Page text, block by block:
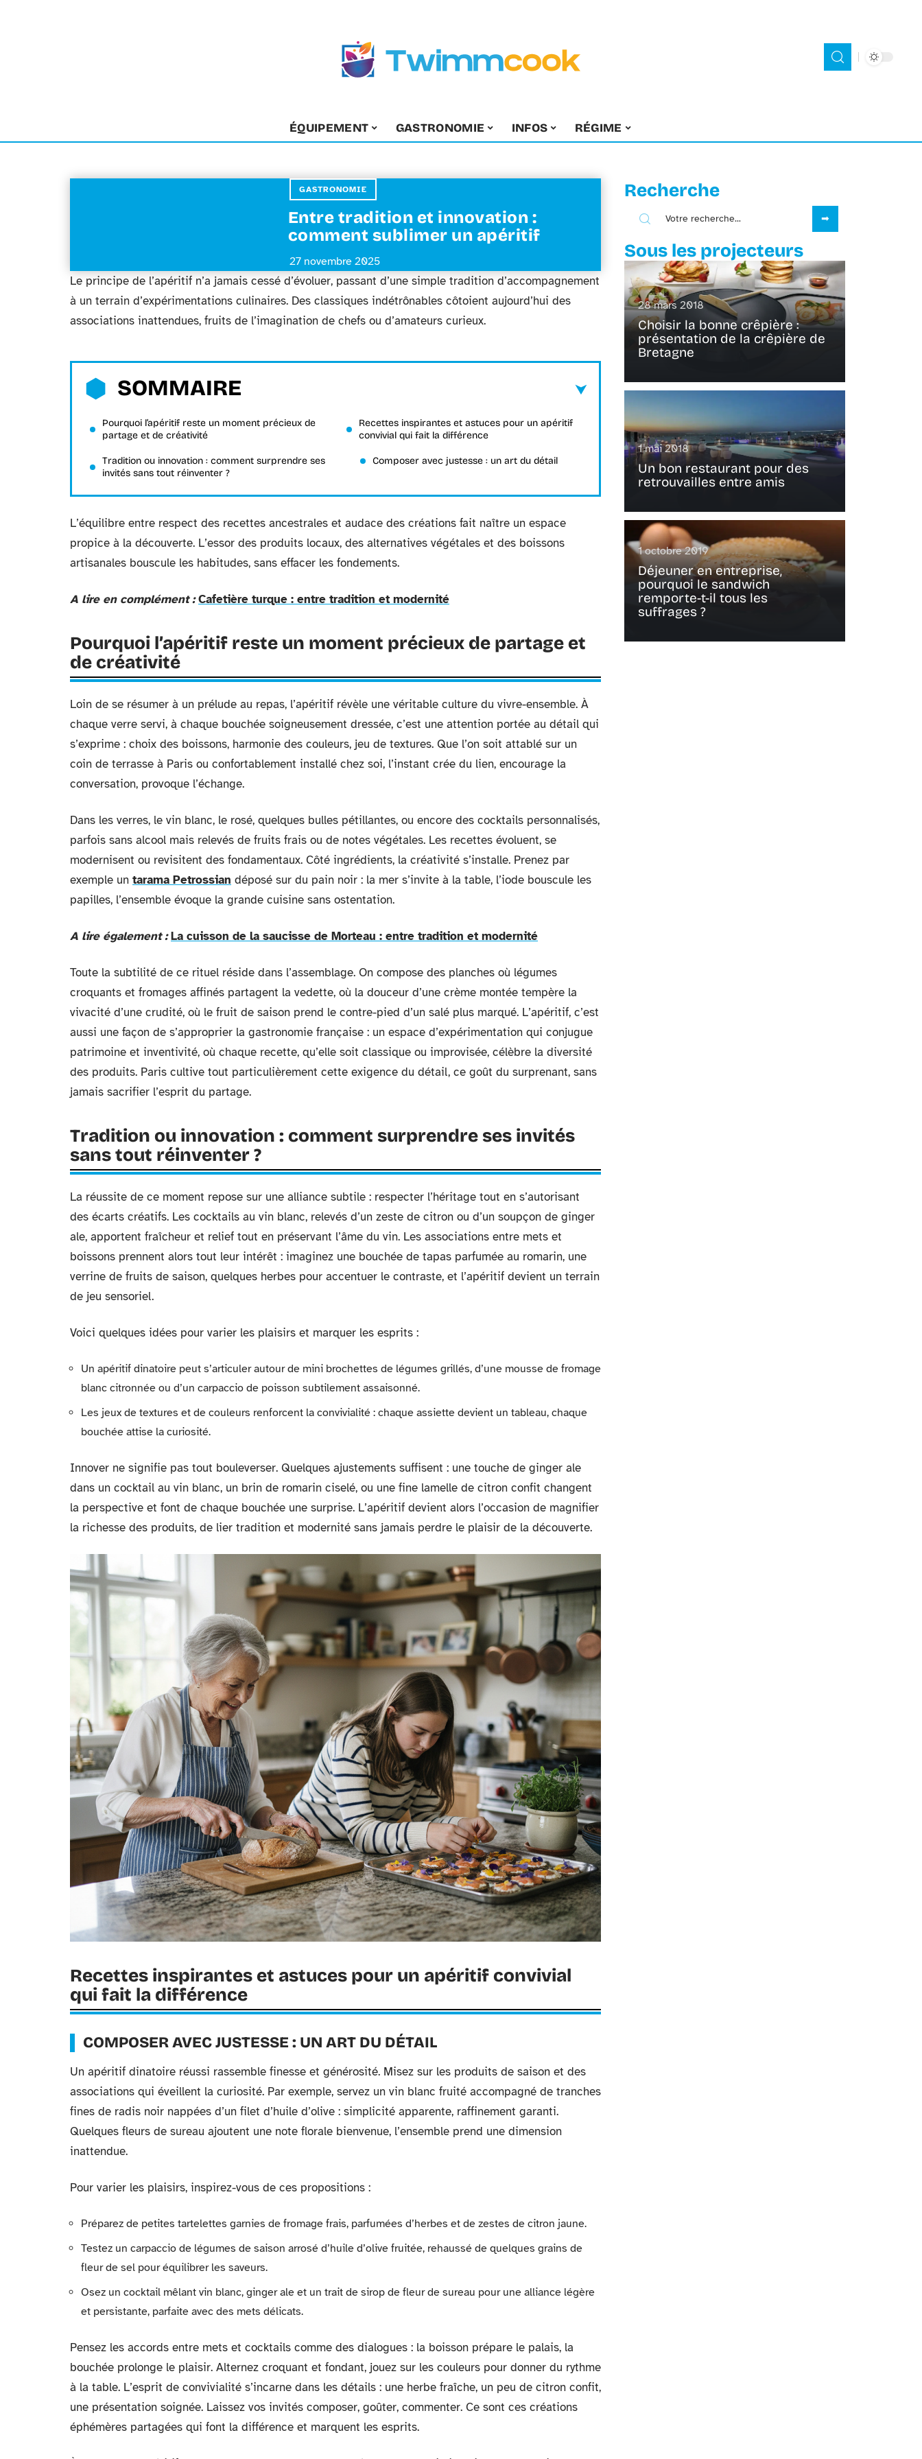
ÉQUIPEMENT GASTRONOMIE INFOS RÉGIME
GASTRONOMIE
Entre tradition et innovation :
comment sublimer un apéritif
27 novembre 2025
Le principe de l’apéritif n’a jamais cessé d’évoluer, passant d’une simple tradition d’accompagnement
à un terrain d’expérimentations culinaires. Des classiques indétrônables côtoient aujourd’hui des
associations inattendues, fruits de l’imagination de chefs ou d’amateurs curieux.
SOMMAIRE
Pourquoi l’apéritif reste un moment précieux de
partage et de créativité
Tradition ou innovation : comment surprendre ses
invités sans tout réinventer ?
Recettes inspirantes et astuces pour un apéritif
convivial qui fait la différence
Composer avec justesse : un art du détail
L’équilibre entre respect des recettes ancestrales et audace des créations fait naître un espace
propice à la découverte. L’essor des produits locaux, des alternatives végétales et des boissons
artisanales bouscule les habitudes, sans effacer les fondements.
A lire en complément : Cafetière turque : entre tradition et modernité
Pourquoi l’apéritif reste un moment précieux de partage et
de créativité
Loin de se résumer à un prélude au repas, l’apéritif révèle une véritable culture du vivre-ensemble. À
chaque verre servi, à chaque bouchée soigneusement dressée, c’est une attention portée au détail qui
s’exprime : choix des boissons, harmonie des couleurs, jeu de textures. Que l’on soit attablé sur un
coin de terrasse à Paris ou confortablement installé chez soi, l’instant crée du lien, encourage la
conversation, provoque l’échange.
Dans les verres, le vin blanc, le rosé, quelques bulles pétillantes, ou encore des cocktails personnalisés,
parfois sans alcool mais relevés de fruits frais ou de notes végétales. Les recettes évoluent, se
modernisent ou revisitent des fondamentaux. Côté ingrédients, la créativité s’installe. Prenez par
exemple un tarama Petrossian déposé sur du pain noir : la mer s’invite à la table, l’iode bouscule les
papilles, l’ensemble évoque la grande cuisine sans ostentation.
A lire également : La cuisson de la saucisse de Morteau : entre tradition et modernité
Toute la subtilité de ce rituel réside dans l’assemblage. On compose des planches où légumes
croquants et fromages affinés partagent la vedette, où la douceur d’une crème montée tempère la
vivacité d’une crudité, où le fruit de saison prend le contre-pied d’un salé plus marqué. L’apéritif, c’est
aussi une façon de s’approprier la gastronomie française : un espace d’expérimentation qui conjugue
patrimoine et inventivité, où chaque recette, qu’elle soit classique ou improvisée, célèbre la diversité
des produits. Paris cultive tout particulièrement cette exigence du détail, ce goût du surprenant, sans
jamais sacrifier l’esprit du partage.
Tradition ou innovation : comment surprendre ses invités
sans tout réinventer ?
La réussite de ce moment repose sur une alliance subtile : respecter l’héritage tout en s’autorisant
des écarts créatifs. Les cocktails au vin blanc, relevés d’un zeste de citron ou d’un soupçon de ginger
ale, apportent fraîcheur et relief tout en préservant l’âme du vin. Les associations entre mets et
boissons prennent alors tout leur intérêt : imaginez une bouchée de tapas parfumée au romarin, une
verrine de fruits de saison, quelques herbes pour accentuer le contraste, et l’apéritif devient un terrain
de jeu sensoriel.
Voici quelques idées pour varier les plaisirs et marquer les esprits :
Un apéritif dinatoire peut s’articuler autour de mini brochettes de légumes grillés, d’une mousse de fromage
blanc citronnée ou d’un carpaccio de poisson subtilement assaisonné.
Les jeux de textures et de couleurs renforcent la convivialité : chaque assiette devient un tableau, chaque
bouchée attise la curiosité.
Innover ne signifie pas tout bouleverser. Quelques ajustements suffisent : une touche de ginger ale
dans un cocktail au vin blanc, un brin de romarin ciselé, ou une fine lamelle de citron confit changent
la perspective et font de chaque bouchée une surprise. L’apéritif devient alors l’occasion de magnifier
la richesse des produits, de lier tradition et modernité sans jamais perdre le plaisir de la découverte.
Recettes inspirantes et astuces pour un apéritif convivial
qui fait la différence
COMPOSER AVEC JUSTESSE : UN ART DU DÉTAIL
Un apéritif dinatoire réussi rassemble finesse et générosité. Misez sur les produits de saison et des
associations qui éveillent la curiosité. Par exemple, servez un vin blanc fruité accompagné de tranches
fines de radis noir nappées d’un filet d’huile d’olive : simplicité apparente, raffinement garanti.
Quelques fleurs de sureau ajoutent une note florale bienvenue, l’ensemble prend une dimension
inattendue.
Pour varier les plaisirs, inspirez-vous de ces propositions :
Préparez de petites tartelettes garnies de fromage frais, parfumées d’herbes et de zestes de citron jaune.
Testez un carpaccio de légumes de saison arrosé d’huile d’olive fruitée, rehaussé de quelques grains de
fleur de sel pour équilibrer les saveurs.
Osez un cocktail mêlant vin blanc, ginger ale et un trait de sirop de fleur de sureau pour une alliance légère
et persistante, parfaite avec des mets délicats.
Pensez les accords entre mets et cocktails comme des dialogues : la boisson prépare le palais, la
bouchée prolonge le plaisir. Alternez croquant et fondant, jouez sur les couleurs pour donner du rythme
à la table. L’esprit de convivialité s’incarne dans les détails : une herbe fraîche, un peu de citron confit,
une présentation soignée. Laissez vos invités composer, goûter, commenter. Ce sont ces créations
éphémères partagées qui font la différence et marquent les esprits.
Recherche
Sous les projecteurs
28 mars 2018
Choisir la bonne crêpière :
présentation de la crêpière de
Bretagne
1 mai 2018
Un bon restaurant pour des
retrouvailles entre amis
1 octobre 2019
Déjeuner en entreprise,
pourquoi le sandwich
remporte-t-il tous les
suffrages ?